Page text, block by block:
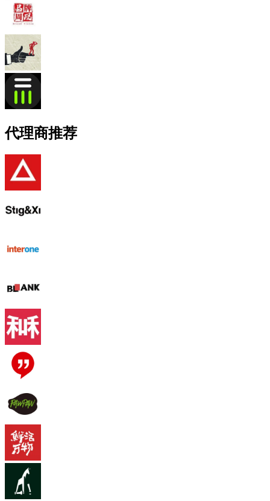
代理商推荐